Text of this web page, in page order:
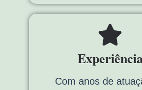
Com anos de